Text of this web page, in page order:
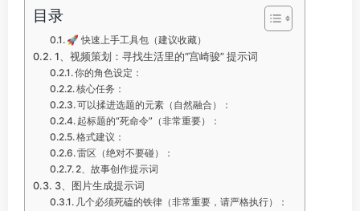
目录
🚀 快速上手工具包（建议收藏）
1、视频策划：寻找生活里的“宫崎骏” 提示词
你的角色设定：
核心任务：
可以揉进选题的元素（自然融合）：
起标题的“死命令”（非常重要）：
格式建议：
雷区（绝对不要碰）：
2、故事创作提示词
3、图片生成提示词
几个必须死磕的铁律（非常重要，请严格执行）：